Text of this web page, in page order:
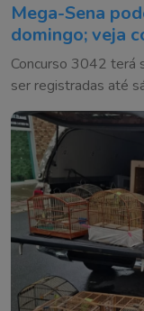
Mega-Sena
domingo; veja
Concurso 3042 terá
ser registradas até